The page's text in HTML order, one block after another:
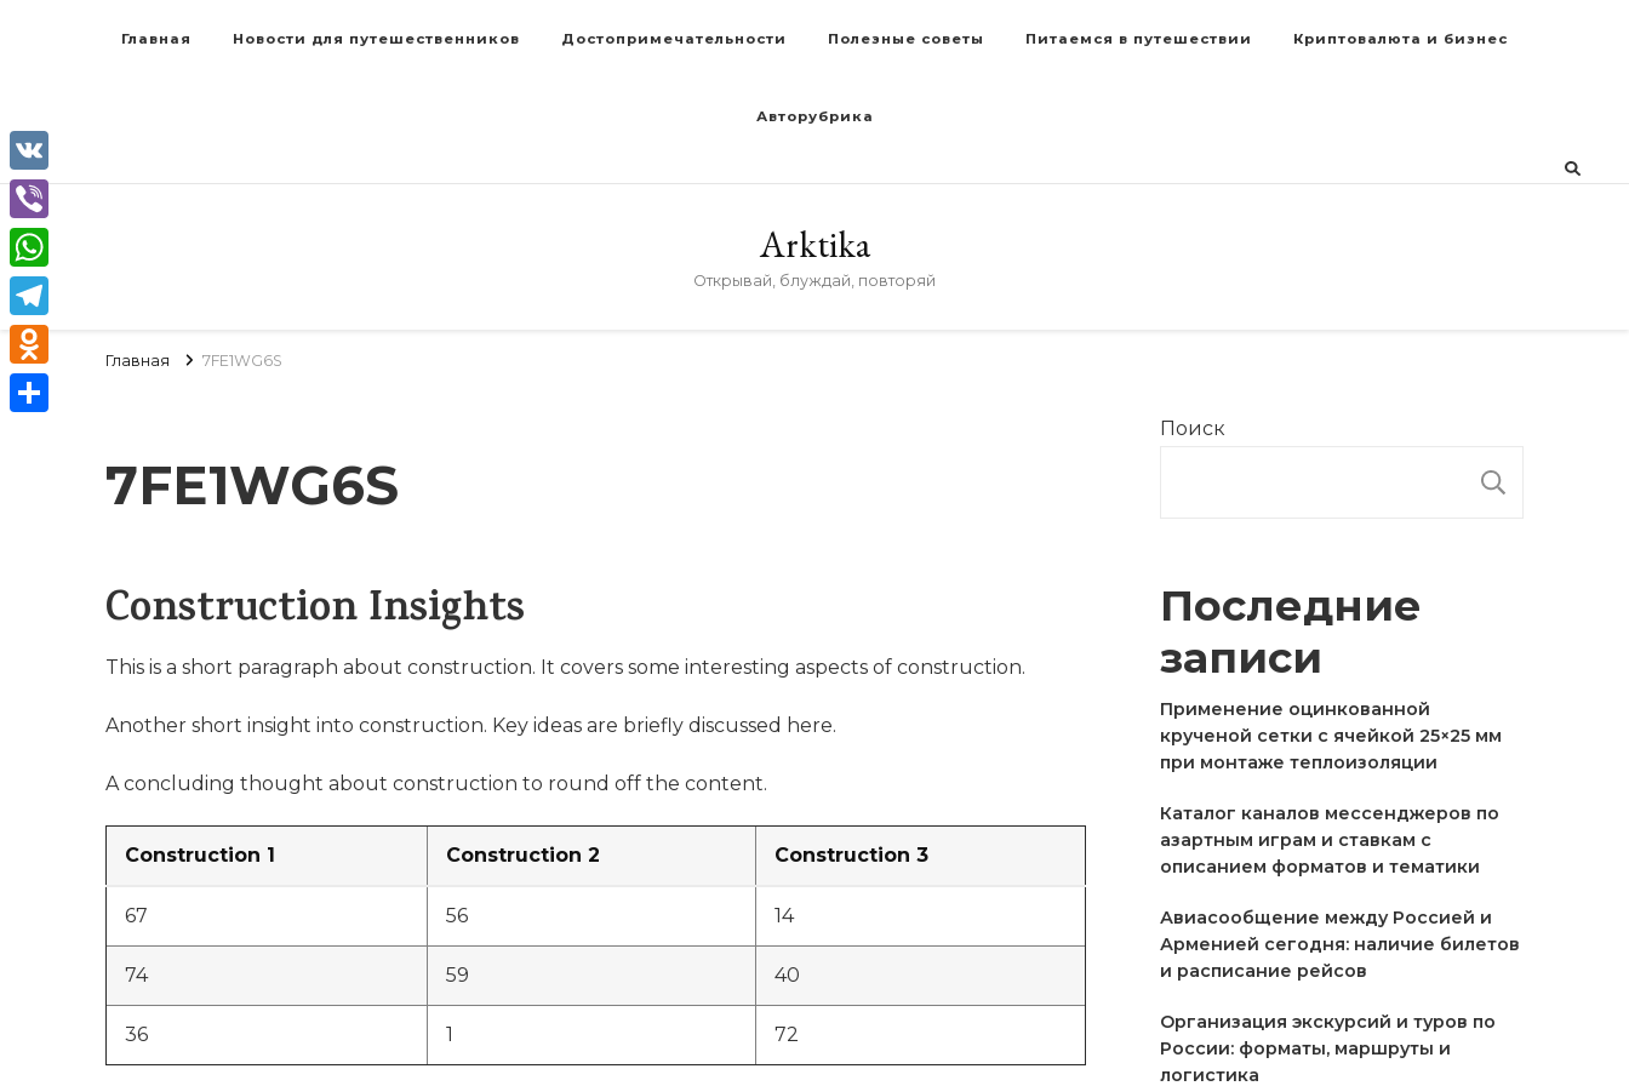
Главная Новости для путешественников Достопримечательности Полезные советы Питаемся в путешествии Криптовалюта и бизнес
Авторубрика
Arktika
Открывай, блуждай, повторяй
Главная 7FE1WG6S
7FE1WG6S
Construction Insights
This is a short paragraph about construction. It covers some interesting aspects of construction.
Another short insight into construction. Key ideas are briefly discussed here.
A concluding thought about construction to round off the content.
Construction 1 Construction 2 Construction 3
67 56 14
74 59 40
36 1 72
Поиск
Последние
записи
Применение оцинкованной
крученой сетки с ячейкой 25×25 мм
при монтаже теплоизоляции
Каталог каналов мессенджеров по
азартным играм и ставкам с
описанием форматов и тематики
Авиасообщение между Россией и
Арменией сегодня: наличие билетов
и расписание рейсов
Организация экскурсий и туров по
России: форматы, маршруты и
логистика
VK
Viber
WhatsApp
Telegram
Odnoklassniki